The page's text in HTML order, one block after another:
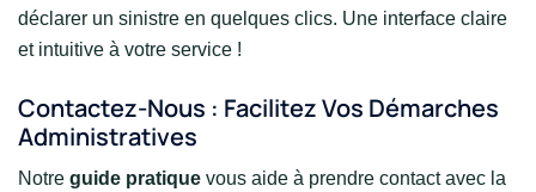
déclarer un sinistre en quelques clics. Une interface claire
et intuitive à votre service !
Contactez-Nous : Facilitez Vos Démarches
Administratives
Notre guide pratique vous aide à prendre contact avec la